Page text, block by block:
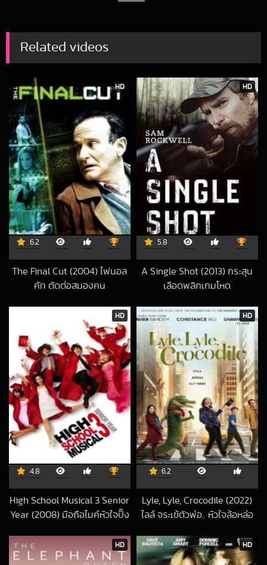
Related videos
HD
6.2
The Final Cut (2004) ไฟนอล
คัท ตัดต่อสมองคน
HD
5.8
A Single Shot (2013) กระสุน
เลือดพลิกเกมโหด
HD
4.8
High School Musical 3 Senior
Year (2008) มือถือไมค์หัวใจปิ๊ง
2022-07-23 UTC
HD
6.2
Lyle, Lyle, Crocodile (2022)
ไลล์ จระเข้ตัวพ่อ.. หัวใจล้อหล่อ
HD HD